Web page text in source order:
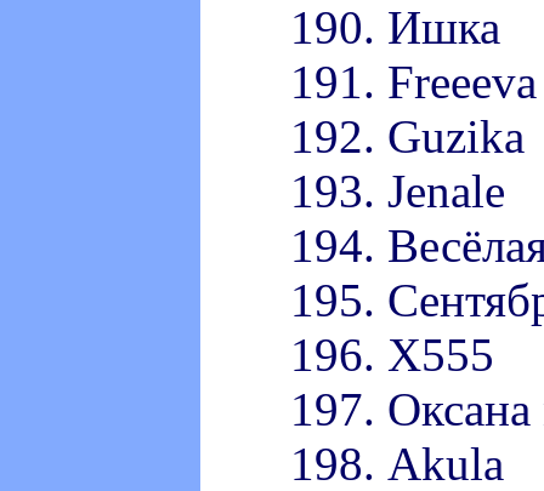
190. Ишка
191. Freeeva
192. Guzika
193. Jenale
194.
195.
196. X555
197.
198. Akula